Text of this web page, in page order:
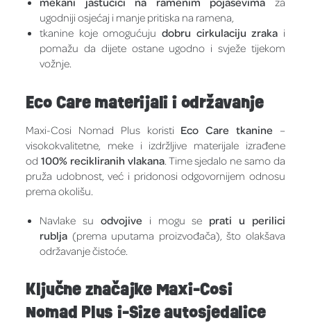
ugodniji osjećaj i manje pritiska na ramena,
tkanine koje omogućuju dobru cirkulaciju zraka i
pomažu da dijete ostane ugodno i svježe tijekom
vožnje.
Eco Care materijali i održavanje
Maxi-Cosi Nomad Plus koristi Eco Care tkanine –
visokokvalitetne, meke i izdržljive materijale izrađene
od100% recikliranih vlakana. Time sjedalo ne samo da
pruža udobnost, već i pridonosi odgovornijem odnosu
prema okolišu.
Navlake su odvojive i mogu se prati u perilici
rublja (prema uputama proizvođača), što olakšava
održavanje čistoće.
Ključne značajke Maxi-Cosi
Nomad Plus i-Size autosjedalice